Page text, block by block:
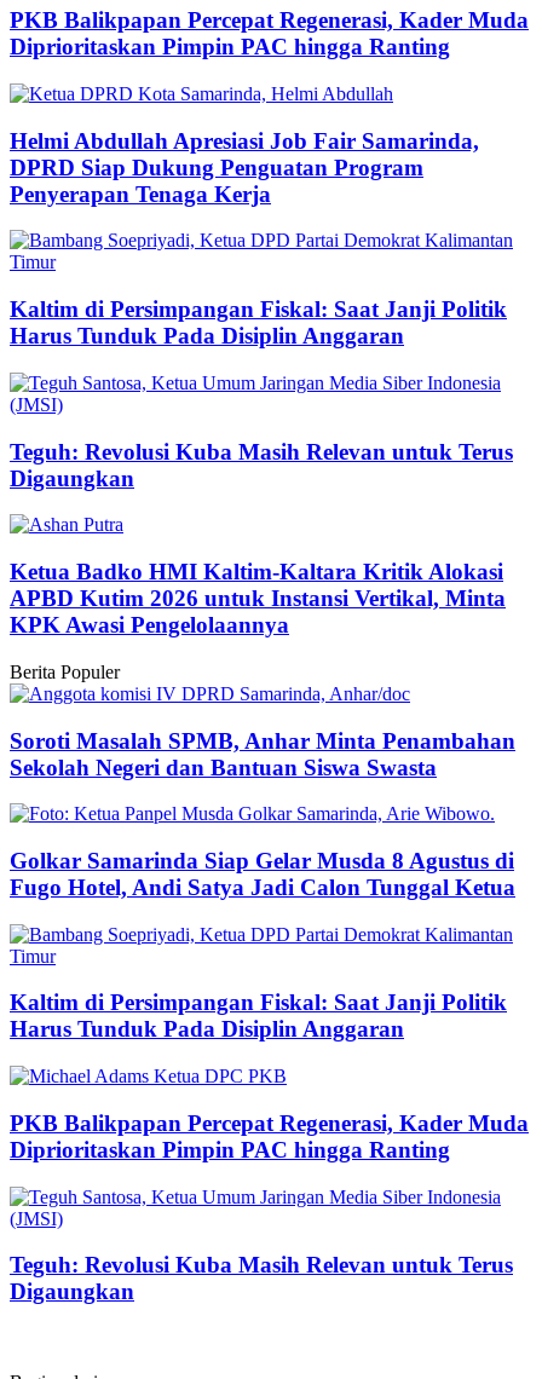
PKB Balikpapan Percepat Regenerasi, Kader Muda
Diprioritaskan Pimpin PAC hingga Ranting
Helmi Abdullah Apresiasi Job Fair Samarinda,
DPRD Siap Dukung Penguatan Program
Penyerapan Tenaga Kerja
Kaltim di Persimpangan Fiskal: Saat Janji Politik
Harus Tunduk Pada Disiplin Anggaran
Teguh: Revolusi Kuba Masih Relevan untuk Terus
Digaungkan
Ketua Badko HMI Kaltim-Kaltara Kritik Alokasi
APBD Kutim 2026 untuk Instansi Vertikal, Minta
KPK Awasi Pengelolaannya
Berita Populer
Soroti Masalah SPMB, Anhar Minta Penambahan
Sekolah Negeri dan Bantuan Siswa Swasta
Golkar Samarinda Siap Gelar Musda 8 Agustus di
Fugo Hotel, Andi Satya Jadi Calon Tunggal Ketua
Kaltim di Persimpangan Fiskal: Saat Janji Politik
Harus Tunduk Pada Disiplin Anggaran
PKB Balikpapan Percepat Regenerasi, Kader Muda
Diprioritaskan Pimpin PAC hingga Ranting
Teguh: Revolusi Kuba Masih Relevan untuk Terus
Digaungkan